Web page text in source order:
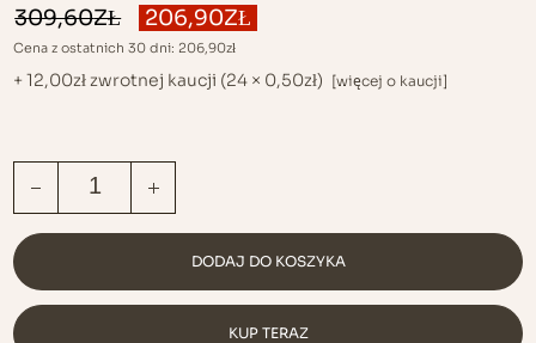
309,60ZŁ
PIERWOTNA
CENA
WYNOSIŁA:
309,60ZŁ.
206,90ZŁ
CENA
206,90ZŁ.
Cena z ostatnich 30 dni: 206,90zł
+12,00złzwrotnej kaucji (24 × 0,50zł) [więcej o kaucji]
12X CUBA PURE, 12X APRES MIDI ILOŚĆ
DODAJ DO KOSZYKA
KUP TERAZ